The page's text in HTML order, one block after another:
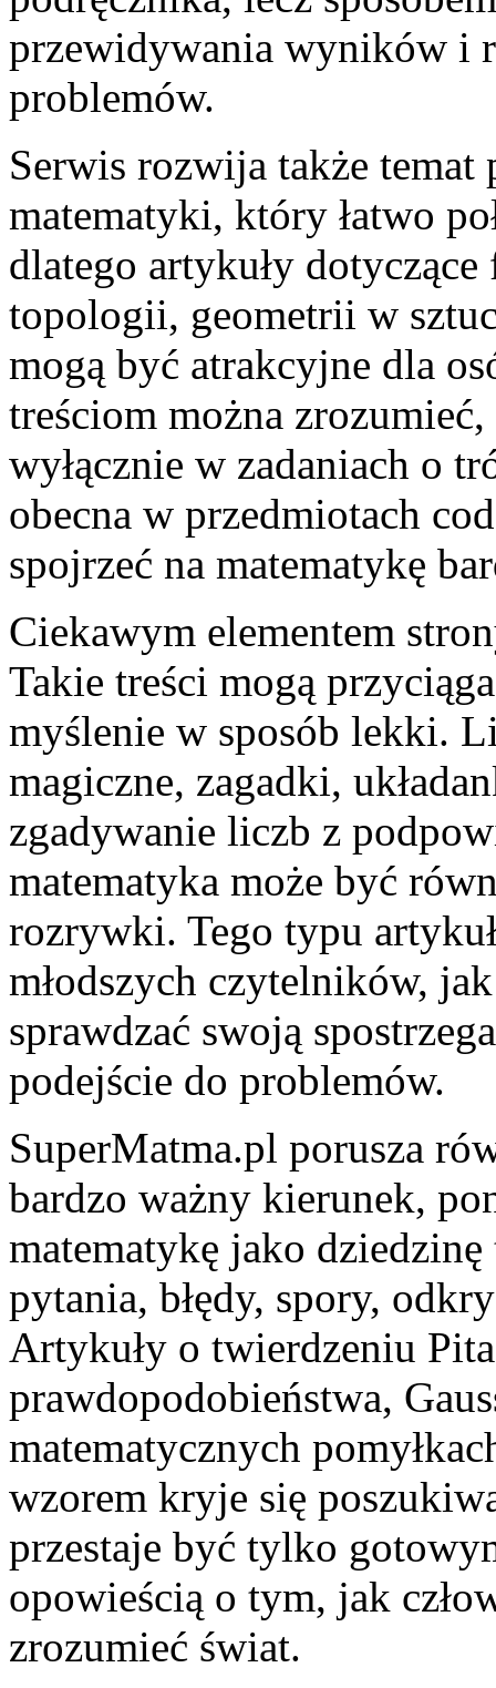
przewidywania wyników i
problemów.
Serwis rozwija także temat
matematyki, który łatwo
dlatego artykuły
topologii, geometrii w
mogą być atrakcyjne dla
treściom można
wyłącznie w zadaniach o
obecna w przedmiotach
spojrzeć na matematykę
Ciekawym elementem
Takie treści mogą
myślenie w sposób lekki.
magiczne, zagadki,
zgadywanie liczb z
matematyka może być
rozrywki. Tego typu
młodszych czytelników,
sprawdzać swoją
podejście do problemów.
SuperMatma.pl porusza
bardzo ważny kierunek,
matematykę jako
pytania, błędy, spory,
Artykuły o twierdzeniu
prawdopodobieństwa,
matematycznych
wzorem kryje się
przestaje być tylko
opowieścią o tym, jak
zrozumieć świat.